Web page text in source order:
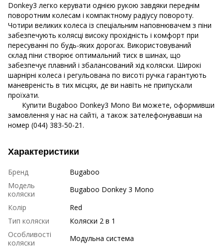
Donkey3 легко керувати однією рукою завдяки переднім
поворотним колесам і компактному радіусу повороту.
Чотири великих колеса із спеціальним наповнювачем з піни
забезпечують колясці високу прохідність і комфорт при
пересуванні по будь-яких дорогах. Використовуваний
склад піни створює оптимальний тиск в шинах, що
забезпечує плавний і збалансований хід коляски. Широкі
шарнірні колеса і регульована по висоті ручка гарантують
маневреність в тих місцях, де ви навіть не припускали
проїхати.
Купити Bugaboo Donkey3 Mono Ви можете, оформивши
замовлення у нас на сайті, а також зателефонувавши на
номер (044) 383-50-21.
Характеристики
Бренд
Bugaboo
Модель
коляски
Bugaboo Donkey 3 Mono
Колір
Red
Тип коляски
Коляски 2 в 1
Особливості
коляски
Модульна система